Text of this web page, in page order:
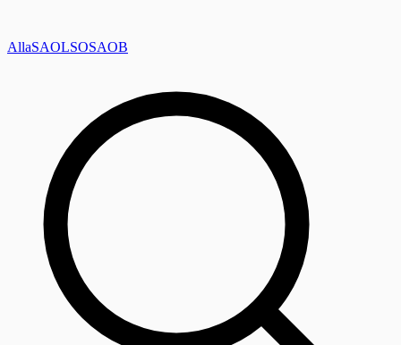
AllaSAOLSOSAOB